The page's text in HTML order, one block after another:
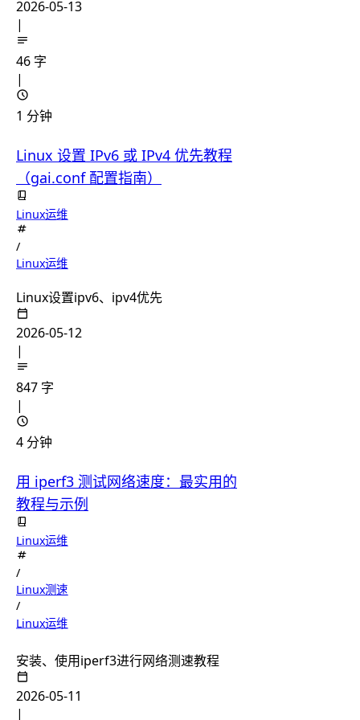
2026-05-13
|
46 字
|
1 分钟
Linux 设置 IPv6 或 IPv4 优先教程
（gai.conf 配置指南）
Linux运维
/
Linux运维
Linux设置ipv6、ipv4优先
2026-05-12
|
847 字
|
4 分钟
用 iperf3 测试网络速度：最实用的
教程与示例
Linux运维
/
Linux测速
/
Linux运维
安装、使用iperf3进行网络测速教程
2026-05-11
|